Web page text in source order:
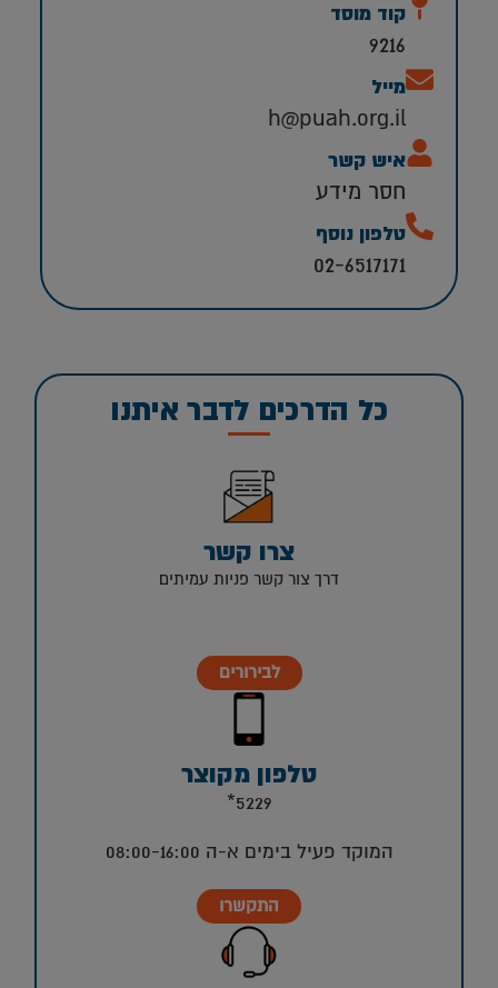
קוד מוסד
9216
מייל
h@puah.org.il
איש קשר
חסר מידע
טלפון נוסף
02-6517171
כל הדרכים לדבר איתנו
צרו קשר
דרך צור קשר פניות עמיתים
לבירורים
טלפון מקוצר
5229*
המוקד פעיל בימים א-ה 08:00-16:00
התקשרו